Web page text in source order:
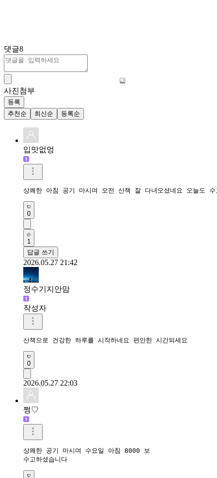
댓글8
사진첨부
등록
추천순
최신순 등록순
입맛없엉
상쾌한 아침 공기 마시며 오전 산책 잘 다녀오셨네요 오늘도 수
0
1
답글 쓰기
2026.05.27 21:42
정수기지안맘
작성자
산책으로 건강한 하루를 시작하네요 편안한 시간되세요
0
2026.05.27 22:03
쩡♡
상쾌한 공기 마시며 수요일 아침 8000 보
수고하셨습니다